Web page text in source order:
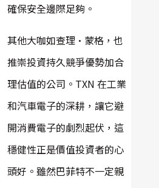
確保安全邊際足夠。
其他大咖如查理·蒙格，也
推崇投資持久競爭優勢加合
理估值的公司。TXN 在工業
和汽車電子的深耕，讓它避
開消費電子的劇烈起伏，這
穩健性正是價值投資者的心
頭好。雖然巴菲特不一定親